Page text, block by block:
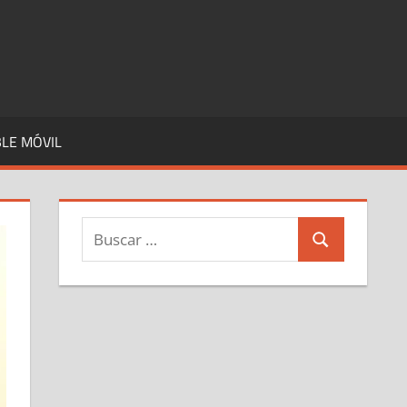
MÓVIL
Buscar:
Buscar